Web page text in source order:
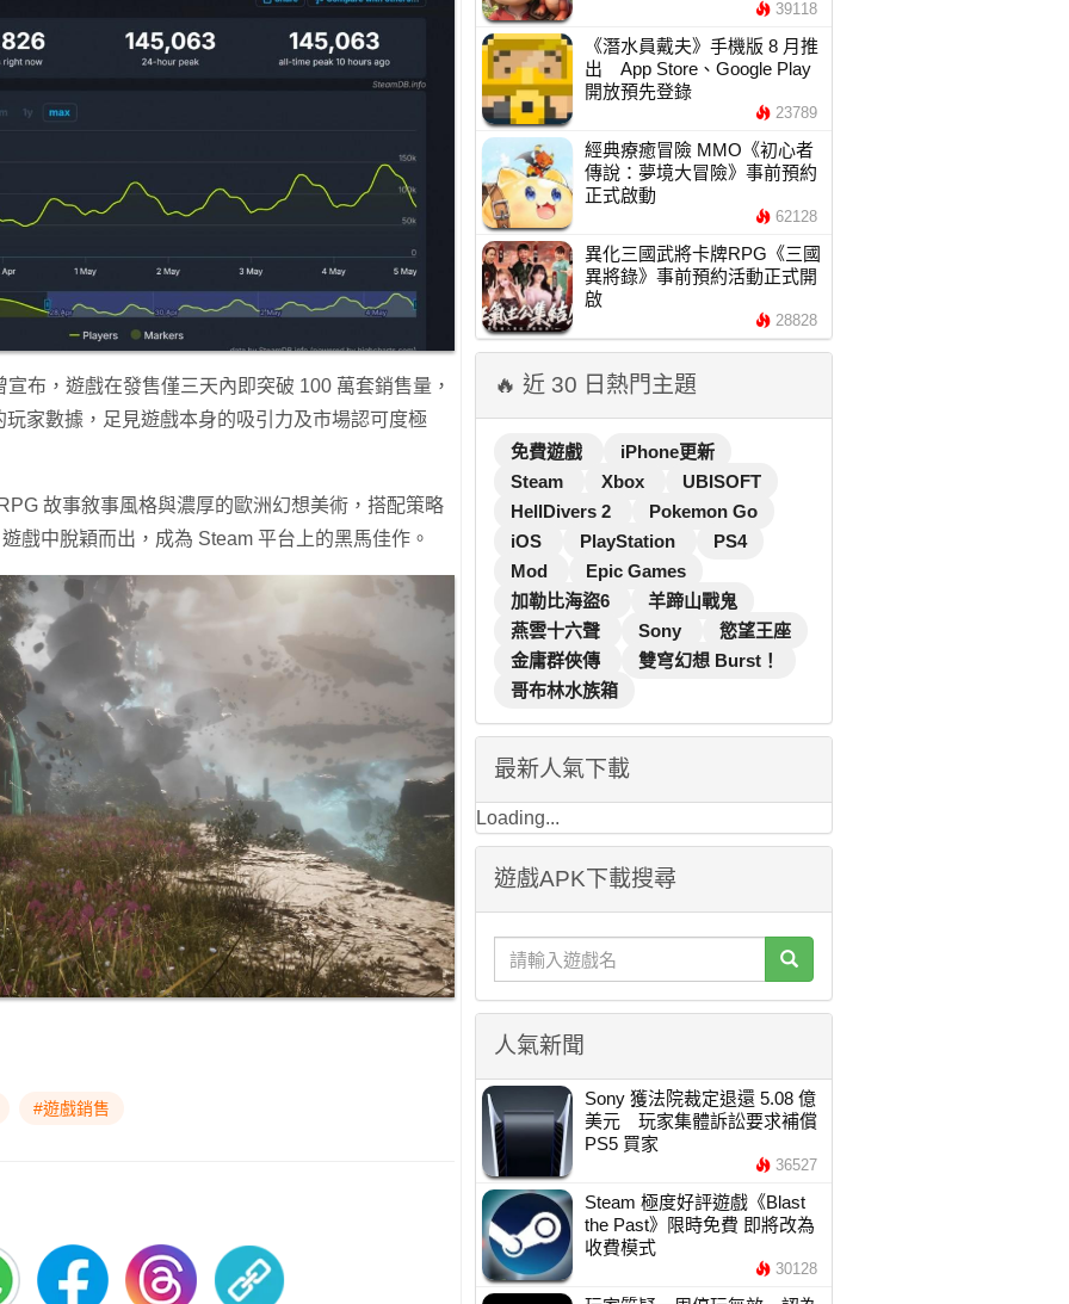
布，遊戲在發售僅三天內即突破 100 萬套銷售量，
家數據，足見遊戲本身的吸引力及市場認可度極
故事敘事風格與濃厚的歐洲幻想美術，搭配策略
戲中脫穎而出，成為 Steam 平台上的黑馬佳作。
#遊戲銷售
39118
《潛水員戴夫》手機版 8 月推
出 App Store、Google Play
開放預先登錄
23789
經典療癒冒險 MMO《初心者
傳說：夢境大冒險》事前預約
正式啟動
62128
異化三國武將卡牌RPG《三國
異將錄》事前預約活動正式開
啟
28828
🔥 近 30 日熱門主題
免費遊戲
iPhone更新
Steam
Xbox
UBISOFT
HellDivers 2
Pokemon Go
iOS
PlayStation
PS4
Mod
Epic Games
加勒比海盜6
羊蹄山戰鬼
燕雲十六聲
Sony
慾望王座
金庸群俠傳
雙穹幻想 Burst！
哥布林水族箱
最新人氣下載
Loading...
遊戲APK下載搜尋
人氣新聞
Sony 獲法院裁定退還 5.08 億
美元 玩家集體訴訟要求補償
PS5 買家
36527
Steam 極度好評遊戲《Blast
the Past》限時免費 即將改為
收費模式
30128